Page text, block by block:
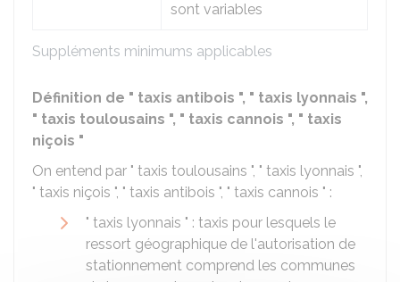
Suppléments minimums applicables
sont variables
Définition de " taxis antibois ", " taxis lyonnais ",
" taxis toulousains ", " taxis cannois ", " taxis
niçois "
On entend par " taxis toulousains ", " taxis lyonnais ",
" taxis niçois ", " taxis antibois ", " taxis cannois " :
" taxis lyonnais " : taxis pour lesquels le
ressort géographique de l'autorisation de
stationnement comprend les communes